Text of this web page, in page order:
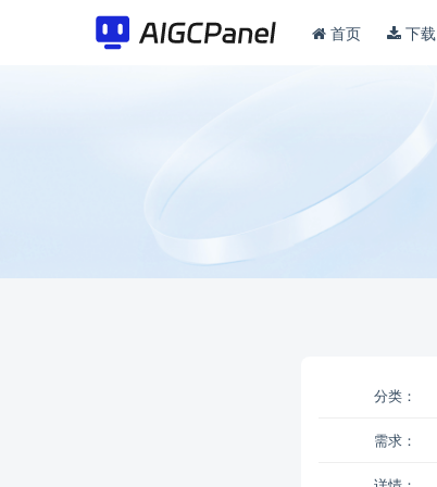
首页 下载
分类：
需求：